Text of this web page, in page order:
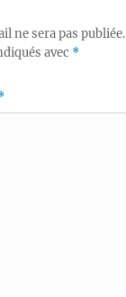
ne sera pas publiée.
avec *